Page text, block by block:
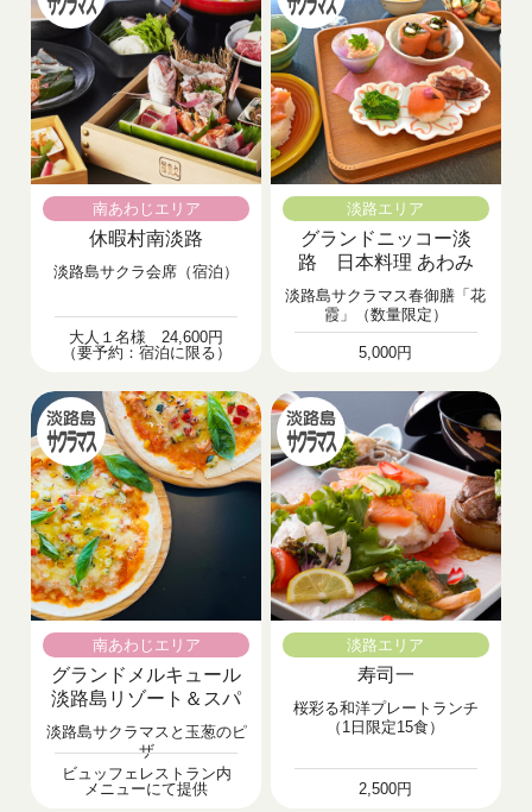
南あわじエリア
休暇村南淡路
淡路島サクラ会席（宿泊）
大人１名様 24,600円
（要予約：宿泊に限る）
淡路エリア
グランドニッコー淡
路 日本料理 あわみ
淡路島サクラマス春御膳「花
霞」（数量限定）
5,000円
南あわじエリア
グランドメルキュール
淡路島リゾート＆スパ
淡路島サクラマスと玉葱のピ
ザ
ビュッフェレストラン内
メニューにて提供
淡路エリア
寿司一
桜彩る和洋プレートランチ
（1日限定15食）
2,500円